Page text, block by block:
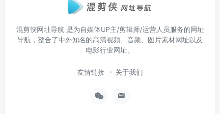
混剪侠网址导航 是为自媒体UP主/剪辑师/运营人员服务的网址
导航，整合了中外知名的高清视频、音频、图片素材网址以及
电影行业网址。
友情链接 关于我们